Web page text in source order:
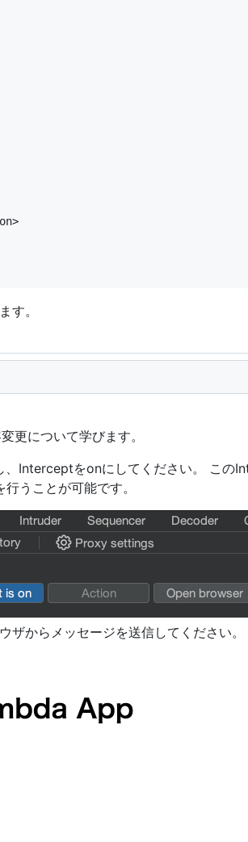
す。
更について学びます。
、Interceptをonにしてください。 この
うことが可能です。
からメッセージを送信してください。